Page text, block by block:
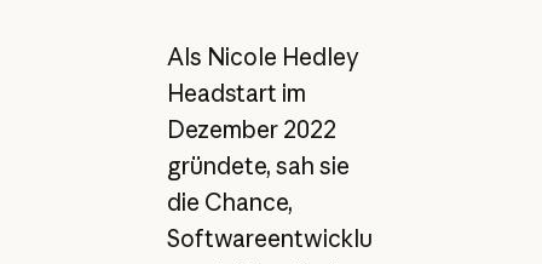
Als Nicole Hedley
Headstart im
Dezember 2022
gründete, sah sie
die Chance,
Softwareentwicklu